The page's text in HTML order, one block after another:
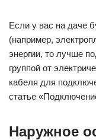
Если у вас на даче
(например,
энергии, то лучше
группой от
кабеля для
статье
Наружное